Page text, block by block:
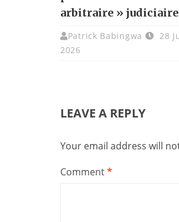
arbitraire » judiciaire
Patrick Babingwa
28
2026
LEAVE A REPLY
Your email address will
Comment*